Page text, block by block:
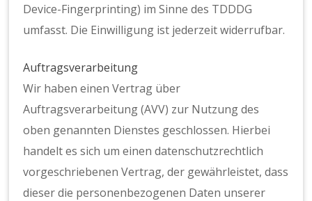
Device-Fingerprinting) im Sinne des TDDDG
umfasst. Die Einwilligung ist jederzeit widerrufbar.
Auftragsverarbeitung
Wir haben einen Vertrag über
Auftragsverarbeitung (AVV) zur Nutzung des
oben genannten Dienstes geschlossen. Hierbei
handelt es sich um einen datenschutzrechtlich
vorgeschriebenen Vertrag, der gewährleistet, dass
dieser die personenbezogenen Daten unserer